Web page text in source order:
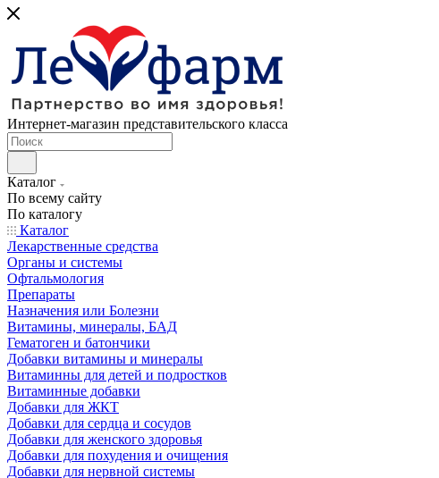
Интернет-магазин представительского класса
Каталог
По всему сайту
По каталогу
Каталог
Лекарственные средства
Органы и системы
Офтальмология
Препараты
Назначения или Болезни
Витамины, минералы, БАД
Гематоген и батончики
Добавки витамины и минералы
Витаминны для детей и подростков
Витаминные добавки
Добавки для ЖКТ
Добавки для сердца и сосудов
Добавки для женского здоровья
Добавки для похудения и очищения
Добавки для нервной системы